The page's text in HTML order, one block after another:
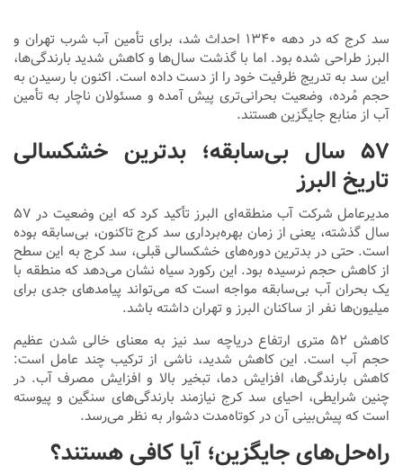
سد کرج که در دهه ۱۳۴۰ احداث شد، برای تأمین آب شرب تهران و
البرز طراحی شده بود. اما با گذشت سال‌ها و کاهش شدید بارندگی‌ها،
این سد به تدریج ظرفیت خود را از دست داده است. اکنون با رسیدن به
حجم مُرده، وضعیت بحرانی‌تری پیش آمده و مسئولان ناچار به تأمین
آب از منابع جایگزین هستند.
۵۷ سال بی‌سابقه؛ بدترین خشکسالی
تاریخ البرز
مدیرعامل شرکت آب منطقه‌ای البرز تأکید کرد که این وضعیت در ۵۷
سال گذشته، یعنی از زمان بهره‌برداری سد کرج تاکنون، بی‌سابقه بوده
است. حتی در بدترین دوره‌های خشکسالی قبلی، سد کرج به این سطح
از کاهش حجم نرسیده بود. این رکورد سیاه نشان می‌دهد که منطقه با
یک بحران آب بی‌سابقه مواجه است که می‌تواند پیامدهای جدی برای
میلیون‌ها نفر از ساکنان البرز و تهران داشته باشد.
کاهش ۵۲ متری ارتفاع دریاچه سد نیز به معنای خالی شدن عظیم
حجم آب است. این کاهش شدید، ناشی از ترکیب چند عامل است:
کاهش بارندگی‌ها، افزایش دما، تبخیر بالا و افزایش مصرف آب. در
چنین شرایطی، احیای سد کرج نیازمند بارندگی‌های سنگین و پیوسته
است که پیش‌بینی آن در کوتاه‌مدت دشوار به نظر می‌رسد.
راه‌حل‌های جایگزین؛ آیا کافی هستند؟